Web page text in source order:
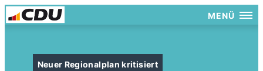
MENÜ
Neuer Regionalplan kritisiert